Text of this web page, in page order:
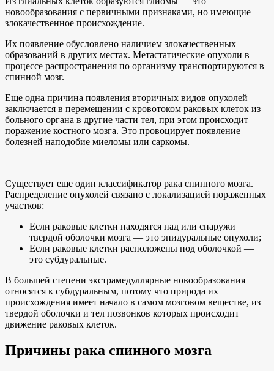
новообразования с первичными признаками, но имеющие
злокачественное происхождение.
Их появление обусловлено наличием злокачественных
образований в других местах. Метастатические опухоли в
процессе распространения по организму транспортируются в
спинной мозг.
Еще одна причина появления вторичных видов опухолей
заключается в перемещении с кровотоком раковых клеток из
больного органа в другие части тел, при этом происходит
поражение костного мозга. Это провоцирует появление
болезней наподобие миеломы или саркомы.
Существует еще один классификатор рака спинного мозга.
Распределение опухолей связано с локализацией пораженных
участков:
Если раковые клетки находятся над или снаружи
твердой оболочки мозга — это эпидуральные опухоли;
Если раковые клетки расположены под оболочкой —
это субдуральные.
В большей степени экстрамедуллярные новообразования
относятся к субдуральным, потому что природа их
происхождения имеет начало в самом мозговом веществе, из
твердой оболочки и тел позвонков которых происходит
движение раковых клеток.
Причины рака спинного мозга